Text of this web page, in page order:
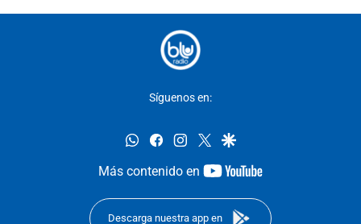
Síguenos en:
whatsappfacebookinstagram
twittergoogle
Más contenido en
youtube-
Descarga nuestra app en